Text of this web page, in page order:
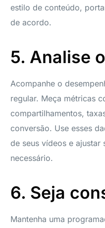
estilo de conteúdo,
de acordo.
5. Analise
Acompanhe o
regular. Meça métricas
compartilhamentos,
conversão. Use esses
de seus vídeos e
necessário.
6. Seja
Mantenha uma